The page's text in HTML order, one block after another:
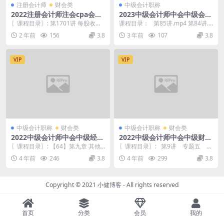
注册会计师 财会类
2022注册会计师注会cpa会计
英语特训基础班-陈辉
〖课程目录〗: 第1701讲 每股收益.
mp4 第1602讲 投资与权益抵销、
特...2 年前 156 3.8
中级会计职称
2023中级会计师中会中级会计
财务管理-巧学基础班-刘艳霞
课程目录： 第85讲.mp4 第84讲.
mp4 第83讲.mp4 第82讲....
3 年前 107 3.8
VIP
中级会计职称 财会类
2022中级会计师中会中级经济
法基础 基础进阶班 郭文静
〖课程目录〗: 【64】第九章 其他
法律制度（四）.mp4 【63】第九
章 其他...
4 年前 246 3.8
VIP
中级会计职称 财会类
2022中级会计师中会中级财务
管理 21天终极串讲班-征鸿
〖课程目录〗: 第9讲 专题五 筹
资管理（下）（1）.mp4 第8讲 ...
4 年前 299 3.8
Copyright © 2021 小健博客 - All rights reserved
首页 分类 会员 我的